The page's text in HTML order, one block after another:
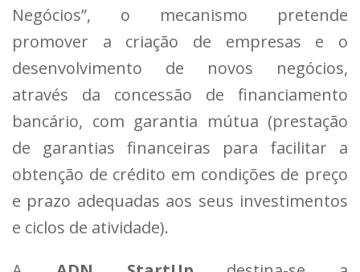
Negócios”, o mecanismo pretende
promover a criação de empresas e o
desenvolvimento de novos negócios,
através da concessão de financiamento
bancário, com garantia mútua (prestação
de garantias financeiras para facilitar a
obtenção de crédito em condições de preço
e prazo adequadas aos seus investimentos
e ciclos de atividade).